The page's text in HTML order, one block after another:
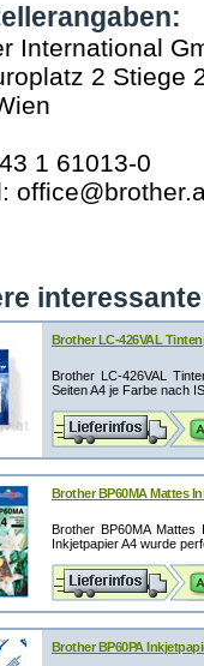
International
2 Stiege
1 61013-0
Brother LC-426VAL
Brother LC-426VAL
Seiten A4 je Farbe nach
Brother BP60MA Mattes
Brother BP60MA Mattes
Inkjetpapier A4 wurde
Brother BP60PA